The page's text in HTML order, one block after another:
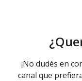
¡No dudés en
canal que